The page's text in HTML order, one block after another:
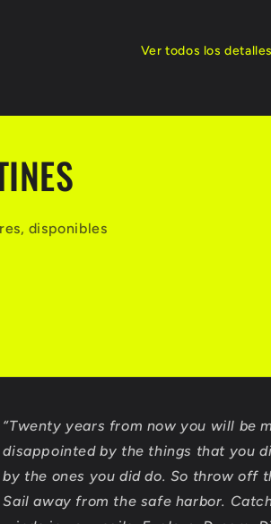
Ver todos los detalles
disponibles
“Twenty years from now you will be
disappointed by the things that you
by the ones you did do. So throw off
Sail away from the safe harbor.